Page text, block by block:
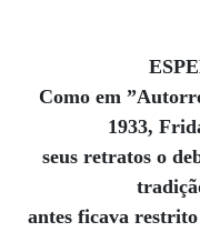
Como em
1933,
seus retratos o
antes ficava